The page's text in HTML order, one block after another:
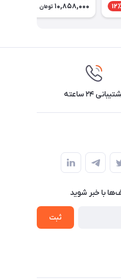
12٪ 10,858,000 تومان
۲۴ ساعته
با‌ خبر شوید
ثبت